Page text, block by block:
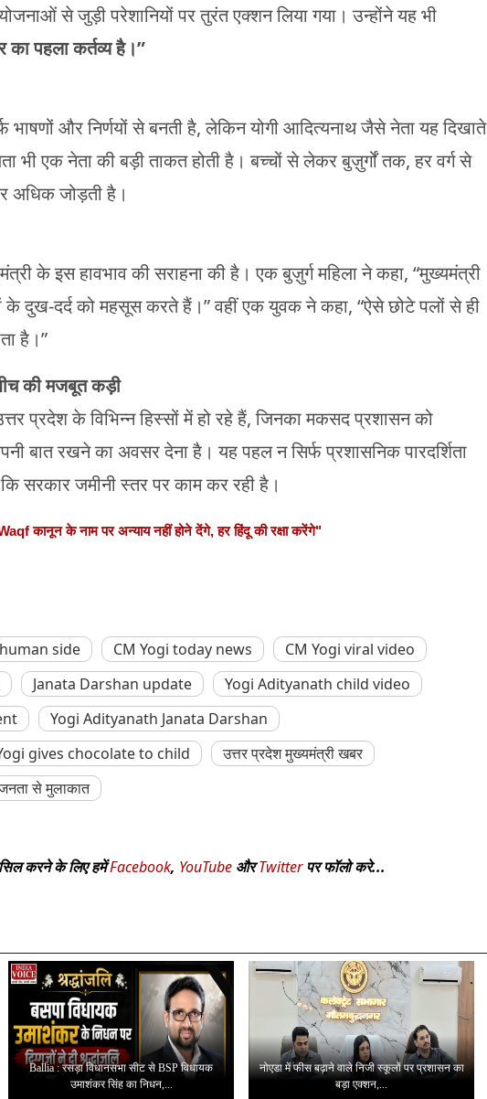
योजनाओं से जुड़ी परेशानियों पर तुरंत एक्शन लिया गया। उन्होंने यह भी
का पहला कर्तव्य है।”
भाषणों और निर्णयों से बनती है, लेकिन योगी आदित्यनाथ जैसे नेता यह दिखाते
भी एक नेता की बड़ी ताकत होती है। बच्चों से लेकर बुज़ुर्गों तक, हर वर्ग से
अधिक जोड़ती है।
के इस हावभाव की सराहना की है। एक बुज़ुर्ग महिला ने कहा, “मुख्यमंत्री
के दुख-दर्द को महसूस करते हैं।” वहीं एक युवक ने कहा, “ऐसे छोटे पलों से ही
है।”
की मजबूत कड़ी
प्रदेश के विभिन्न हिस्सों में हो रहे हैं, जिनका मकसद प्रशासन को
बात रखने का अवसर देना है। यह पहल न सिर्फ प्रशासनिक पारदर्शिता
सरकार जमीनी स्तर पर काम कर रही है।
कानून के नाम पर अन्याय नहीं होने देंगे, हर हिंदू की रक्षा करेंगे"
side CM Yogi today news
CM Yogi viral video
Janata Darshan update
Yogi Adityanath child video
Yogi Adityanath Janata Darshan
gives chocolate to child
उत्तर प्रदेश मुख्यमंत्री खबर
से मुलाकात
करने के लिए हमेंFacebook, YouTube औरTwitterपर फॉलो करे...
Ballia : रसड़ा विधानसभा सीट से BSP विधायक
उमाशंकर सिंह का निधन,...
नोएडा में फीस बढ़ाने वाले निजी स्कूलों पर प्रशासन का
बड़ा एक्शन,...